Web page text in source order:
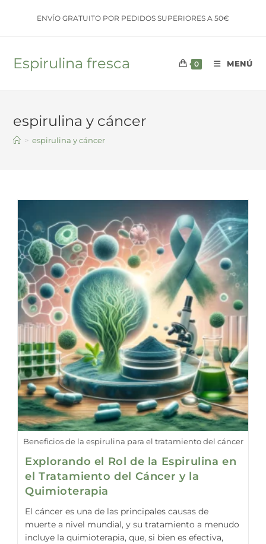
ENVÍO GRATUITO POR PEDIDOS SUPERIORES A 50€
Espirulina fresca 0 MENÚ
espirulina y cáncer
> espirulina y cáncer
Beneficios de la espirulina para el tratamiento del cáncer
Explorando el Rol de la Espirulina en
el Tratamiento del Cáncer y la
Quimioterapia
El cáncer es una de las principales causas de
muerte a nivel mundial, y su tratamiento a menudo
incluye la quimioterapia, que, si bien es efectiva,